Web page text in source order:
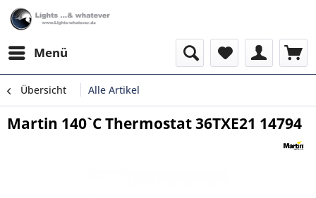
Menü
Übersicht Alle Artikel
Martin 140`C Thermostat 36TXE21 14794